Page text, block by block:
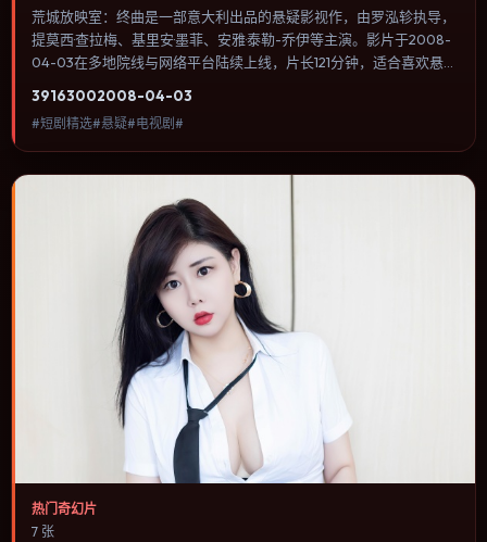
荒城放映室：终曲是一部意大利出品的悬疑影视作，由罗泓轸执导，
提莫西·查拉梅、基里安·墨菲、安雅·泰勒-乔伊等主演。影片于2008-
04-03在多地院线与网络平台陆续上线，片长121分钟，适合喜欢悬疑
情节推进，节奏与视听语言统一，可作为休闲观影或类型片补片的选
择。
39163002008-04-03
#短剧精选#悬疑#电视剧#
热门奇幻片
7 张